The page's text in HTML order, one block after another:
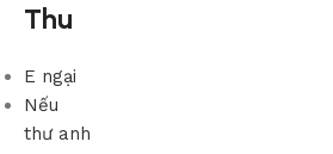
Thu
E ngại
Nếu
thư anh